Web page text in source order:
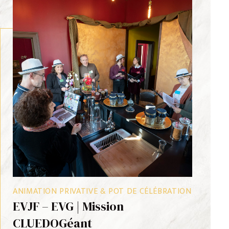
Bar « Salon de l’Empereur » à
Thés & Fleurs
SAVOUREZ L’HISTOIRE